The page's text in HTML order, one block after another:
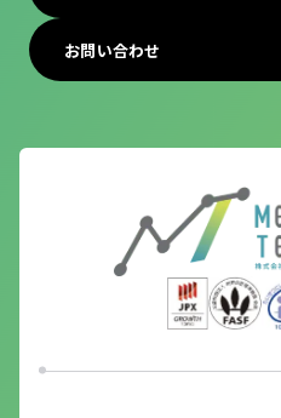
お問い合わせ